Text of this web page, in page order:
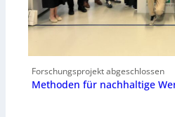
Forschungsprojekt abgeschlossen
Methoden für nachhaltige